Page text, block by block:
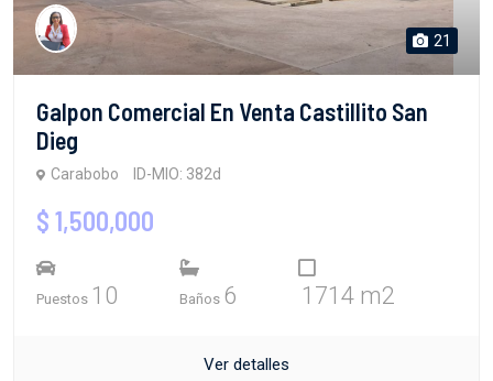
21
Galpon Comercial En Venta Castillito San
Dieg
Carabobo ID-MIO: 382d
$ 1,500,000
Puestos 10 Baños 6 1714 m2
Ver detalles